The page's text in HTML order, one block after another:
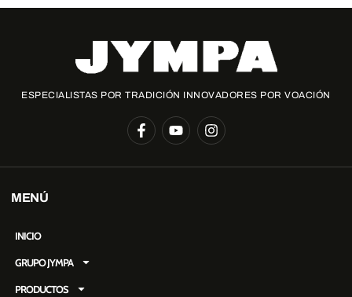
ESPECIALISTAS POR TRADICIÓN INNOVADORES POR VOACIÓN
MENÚ
INICIO
GRUPO JYMPA
PRODUCTOS